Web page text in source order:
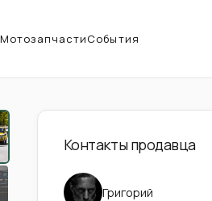
МотозапчастиСобытия
Контакты продавца
Григорий